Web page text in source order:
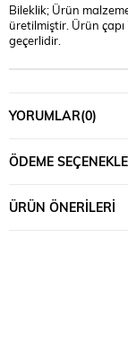
Bileklik; Ürün
üretilmiştir. Ürün çapı
geçerlidir.
YORUMLAR(0)
ÖDEME
ÜRÜN ÖNERILERI